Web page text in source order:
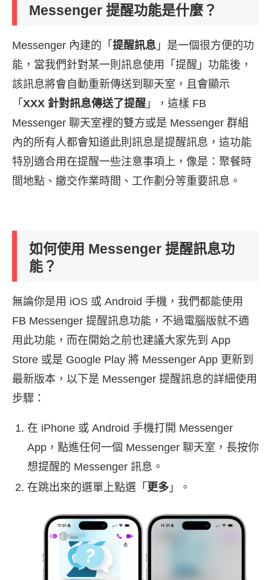
Messenger 提醒功能是什麼？
Messenger 內建的「 提醒訊息 」是一個很方便的功
能，當我們針對某一則訊息使用「提醒」功能後，
該訊息將會自動重新傳送到聊天室，且會顯示
「 XXX 針對訊息傳送了提醒 」，這樣 FB
Messenger 聊天室裡的雙方或是 Messenger 群組
內的所有人都會知道此則訊息是提醒訊息，這功能
特別適合用在提醒一些注意事項上，像是：聚餐時
間地點、繳交作業時間、工作劃分等重要訊息。
如何使用 Messenger 提醒訊息功
能？
無論你是用 iOS 或 Android 手機，我們都能使用
FB Messenger 提醒訊息功能，不過電腦版就不適
用此功能，而在開始之前也建議大家先到 App
Store 或是 Google Play 將 Messenger App 更新到
最新版本，以下是 Messenger 提醒訊息的詳細使用
步驟：
在 iPhone 或 Android 手機打開 Messenger
App，點進任何一個 Messenger 聊天室，長按你
想提醒的 Messenger 訊息。
在跳出來的選單上點選「 更多 」。